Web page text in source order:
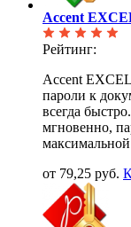
Accent
Рейтинг:
Accent
пароли к
всегда
мгновенно,
от 79,25 руб.